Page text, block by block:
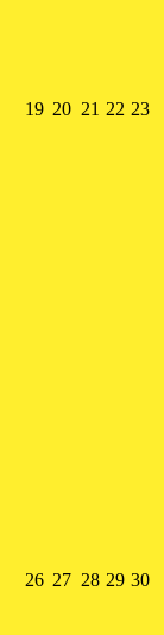
1919.
2020.
21 21.
22 22.
23
2626.
2727.
2828.
2929.
30